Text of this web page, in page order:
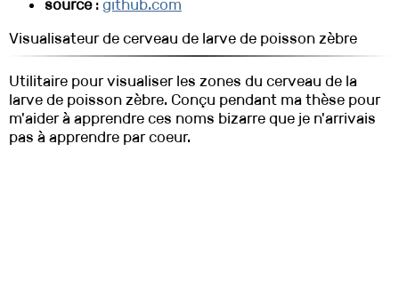
source:github.com
Visualisateur de cerveau de larve de poisson zèbre
Utilitaire pour visualiser les zones du cerveau de la
larve de poisson zèbre. Conçu pendant ma thèse pour
m'aider à apprendre ces noms bizarre que je n'arrivais
pas à apprendre par coeur.